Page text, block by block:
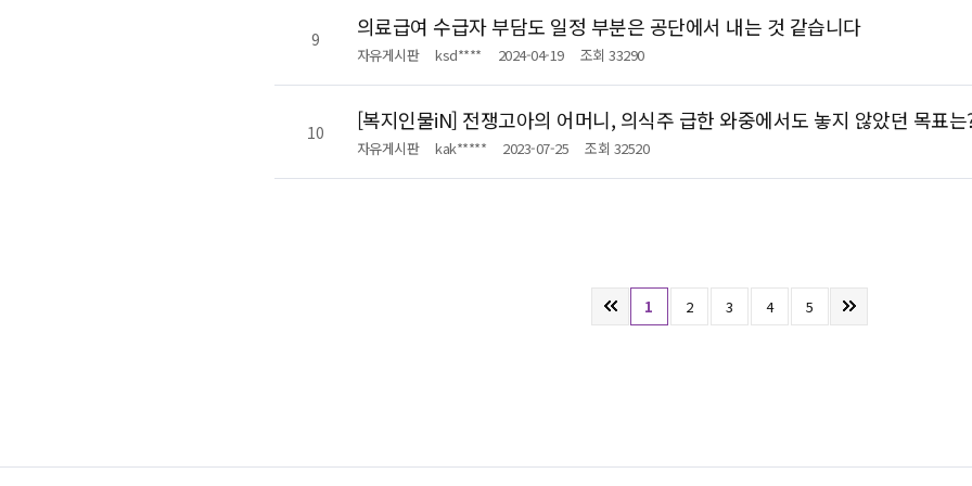
9 의료급여 수급자 부담도 일정 부분은 공단에서 내는 것 같습니다
자유게시판 ksd**** 2024-04-19 조회 33290
10 [복지인물iN] 전쟁고아의 어머니, 의식주 급한 와중에서도 놓지 않았던 목표는
자유게시판 kak***** 2023-07-25 조회 32520
1 2 3 4 5